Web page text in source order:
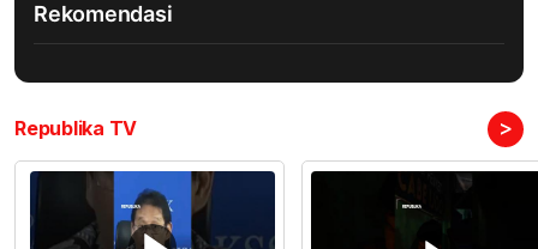
Rekomendasi
Republika TV >